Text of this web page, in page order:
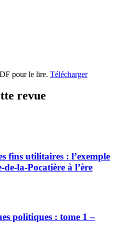
pour le lire. Télécharger
revue
fins utilitaires : l’exemple
la-Pocatière à l’ère
politiques : tome 1 –